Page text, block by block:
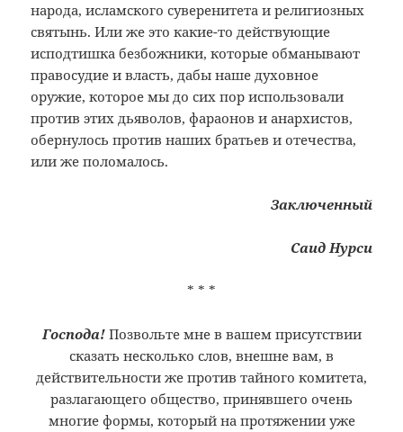
народа, исламского суверенитета и религиозных
святынь. Или же это какие-то действующие
исподтишка безбожники, которые обманывают
правосудие и власть, дабы наше духовное
оружие, которое мы до сих пор использовали
против этих дьяволов, фараонов и анархистов,
обернулось против наших братьев и отечества,
или же поломалось.
Заключенный
Саид Нурси
* * *
Господа!Позвольте мне в вашем присутствии
сказать несколько слов, внешне вам, в
действительности же против тайного комитета,
разлагающего общество, принявшего очень
многие формы, который на протяжении уже